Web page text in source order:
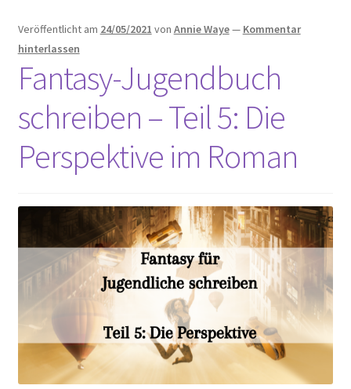
Veröffentlicht am 24/05/2021 von Annie Waye— Kommentar
hinterlassen
Fantasy-Jugendbuch
schreiben – Teil 5: Die
Perspektive im Roman